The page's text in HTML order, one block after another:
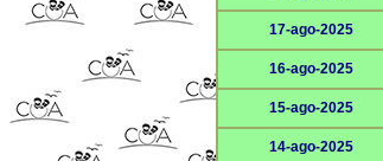
17-ago-2025
16-ago-2025
15-ago-2025
14-ago-2025